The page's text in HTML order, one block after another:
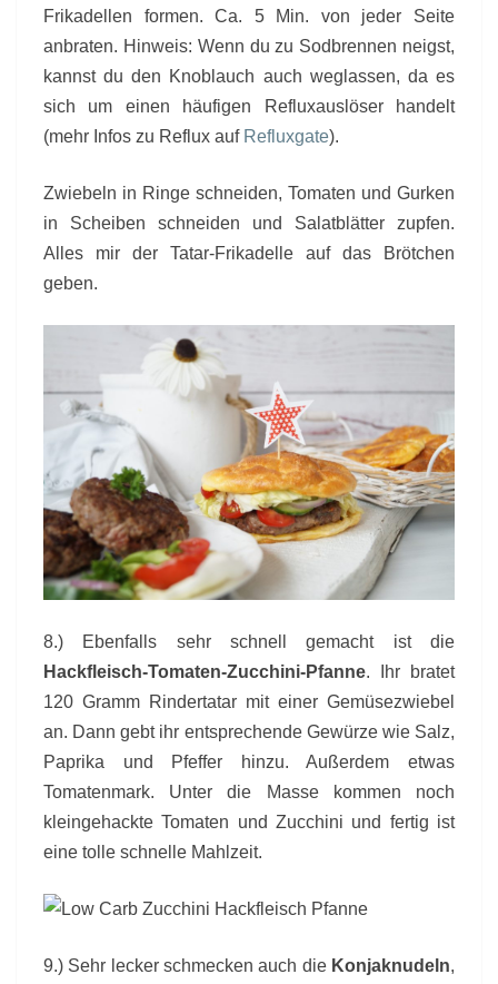
Frikadellen formen. Ca. 5 Min. von jeder Seite
anbraten. Hinweis: Wenn du zu Sodbrennen neigst,
kannst du den Knoblauch auch weglassen, da es
sich um einen häufigen Refluxauslöser handelt
(mehr Infos zu Reflux auf Refluxgate).
Zwiebeln in Ringe schneiden, Tomaten und Gurken
in Scheiben schneiden und Salatblätter zupfen.
Alles mir der Tatar-Frikadelle auf das Brötchen
geben.
8.) Ebenfalls sehr schnell gemacht ist die
Hackfleisch-Tomaten-Zucchini-Pfanne. Ihr bratet
120 Gramm Rindertatar mit einer Gemüsezwiebel
an. Dann gebt ihr entsprechende Gewürze wie Salz,
Paprika und Pfeffer hinzu. Außerdem etwas
Tomatenmark. Unter die Masse kommen noch
kleingehackte Tomaten und Zucchini und fertig ist
eine tolle schnelle Mahlzeit.
9.) Sehr lecker schmecken auch die Konjaknudeln,